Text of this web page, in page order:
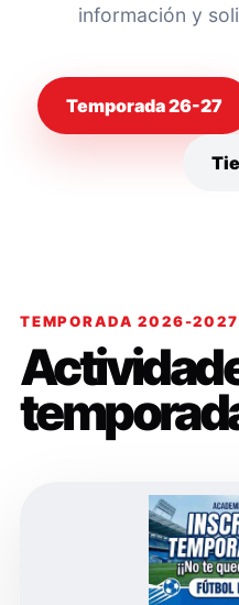
información y
Temporada 26-27
TEMPORADA 2026-2027